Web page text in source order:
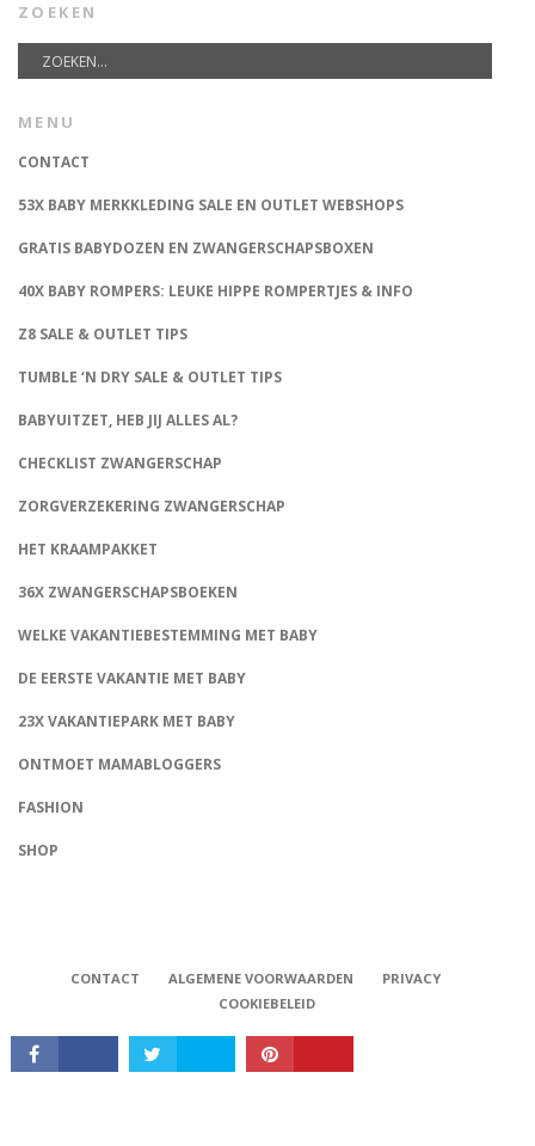
ZOEKEN
MENU
CONTACT
53X BABY MERKKLEDING SALE EN OUTLET WEBSHOPS
GRATIS BABYDOZEN EN ZWANGERSCHAPSBOXEN
40X BABY ROMPERS: LEUKE HIPPE ROMPERTJES & INFO
Z8 SALE & OUTLET TIPS
TUMBLE ‘N DRY SALE & OUTLET TIPS
BABYUITZET, HEB JIJ ALLES AL?
CHECKLIST ZWANGERSCHAP
ZORGVERZEKERING ZWANGERSCHAP
HET KRAAMPAKKET
36X ZWANGERSCHAPSBOEKEN
WELKE VAKANTIEBESTEMMING MET BABY
DE EERSTE VAKANTIE MET BABY
23X VAKANTIEPARK MET BABY
ONTMOET MAMABLOGGERS
FASHION
SHOP
CONTACT ALGEMENE VOORWAARDEN
PRIVACY
COOKIEBELEID
Babystraatje.nl, Copyright © 2019